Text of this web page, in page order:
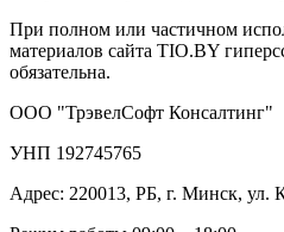
При полном или частичном
материалов сайта TIO.BY
обязательна.
ООО "ТрэвелСофт Консалтинг"
УНП 192745765
Адрес: 220013, РБ, г. Минск, ул.